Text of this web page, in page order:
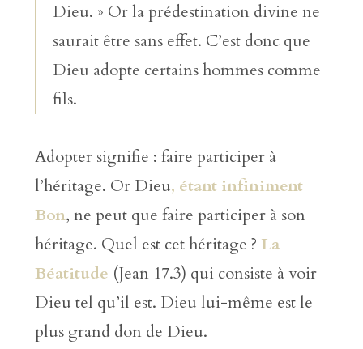
Dieu. » Or la prédestination divine ne
saurait être sans effet. C’est donc que
Dieu adopte certains hommes comme
fils.
Adopter signifie : faire participer à
l’héritage. Or Dieu, étant infiniment
Bon, ne peut que faire participer à son
héritage. Quel est cet héritage ? La
Béatitude (Jean 17.3) qui consiste à voir
Dieu tel qu’il est. Dieu lui-même est le
plus grand don de Dieu.